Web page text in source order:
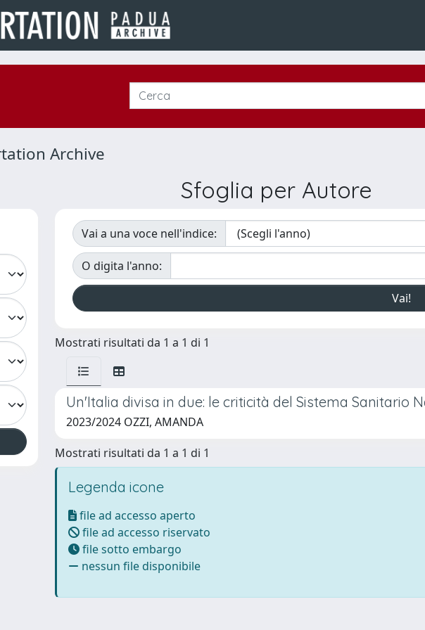
Archive
Sfoglia per Autore
Vai a una voce nell'indice:
O digita l'anno:
Mostrati risultati da 1 a 1 di 1
Un'Italia divisa in due: le criticità del Sistema Sanitario
2023/2024 OZZI, AMANDA
Mostrati risultati da 1 a 1 di 1
Legenda icone
file ad accesso aperto
file ad accesso riservato
file sotto embargo
nessun file disponibile